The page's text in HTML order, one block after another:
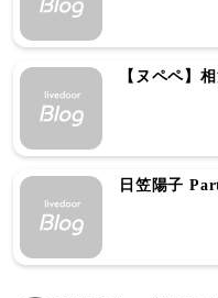
【ヌペペ】
日笠陽子